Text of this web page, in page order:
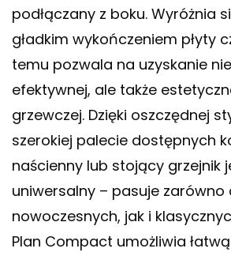
podłączany z boku. Wyróżnia
gładkim wykończeniem płyty
temu pozwala na uzyskanie
efektywnej, ale także
grzewczej. Dzięki oszczędnej
szerokiej palecie dostępnych
naścienny lub stojący grzejnik
uniwersalny – pasuje zarówno
nowoczesnych, jak i
Plan Compact umożliwia